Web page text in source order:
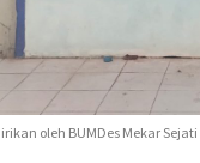
oleh BUMDes Mekar